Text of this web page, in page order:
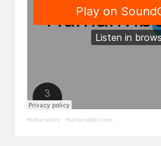
Humanvibes · Humanvibes.com